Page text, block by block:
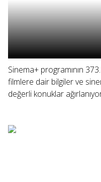
Sinema+ programının
filmlere dair bilgiler ve
değerli konuklar